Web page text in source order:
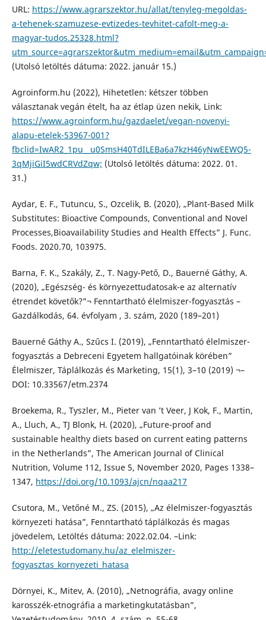
URL: https://www.agrarszektor.hu/allat/tenyleg-megoldas-
a-tehenek-szamuzese-evtizedes-tevhitet-cafolt-meg-a-
magyar-tudos.25328.html?
(Utolsó letöltés dátuma: 2022. január 15.)
Agroinform.hu (2022), Hihetetlen: kétszer többen
választanak vegán ételt, ha az étlap üzen nekik, Link:
https://www.agroinform.hu/gazdaelet/vegan-novenyi-
alapu-etelek-53967-001?
fbclid=IwAR2_1pu__u0SmsH40TdILEBa6a7kzH46yNwEEWQ5-
3qMjiGiI5wdCRVdZqw; (Utolsó letöltés dátuma: 2022. 01.
31.)
Aydar, E. F., Tutuncu, S., Ozcelik, B. (2020), „Plant-Based Milk
Substitutes: Bioactive Compounds, Conventional and Novel
Processes,Bioavailability Studies and Health Effects” J. Func.
Foods. 2020.70, 103975.
Barna, F. K., Szakály, Z., T. Nagy-Pető, D., Bauerné Gáthy, A.
(2020), „Egészség- és környezettudatosak-e az alternatív
étrendet követők?”¬ Fenntartható élelmiszer-fogyasztás –
Gazdálkodás, 64. évfolyam , 3. szám, 2020 (189–201)
Bauerné Gáthy A., Szűcs I. (2019), „Fenntartható élelmiszer-
fogyasztás a Debreceni Egyetem hallgatóinak körében”
Élelmiszer, Táplálkozás és Marketing, 15(1), 3–10 (2019) ¬–
DOI: 10.33567/etm.2374
Broekema, R., Tyszler, M., Pieter van ’t Veer, J Kok, F., Martin,
A., Lluch, A., TJ Blonk, H. (2020), „Future-proof and
sustainable healthy diets based on current eating patterns
in the Netherlands”, The American Journal of Clinical
Nutrition, Volume 112, Issue 5, November 2020, Pages 1338–
1347, https://doi.org/10.1093/ajcn/nqaa217
Csutora, M., Vetőné M., ZS. (2015), „Az élelmiszer-fogyasztás
környezeti hatása”, Fenntartható táplálkozás és magas
jövedelem, Letöltés dátuma: 2022.02.04. –Link:
http://eletestudomany.hu/az_elelmiszer-
fogyasztas_kornyezeti_hatasa
Dörnyei, K., Mitev, A. (2010), „Netnográfia, avagy online
karosszék-etnográfia a marketingkutatásban”,